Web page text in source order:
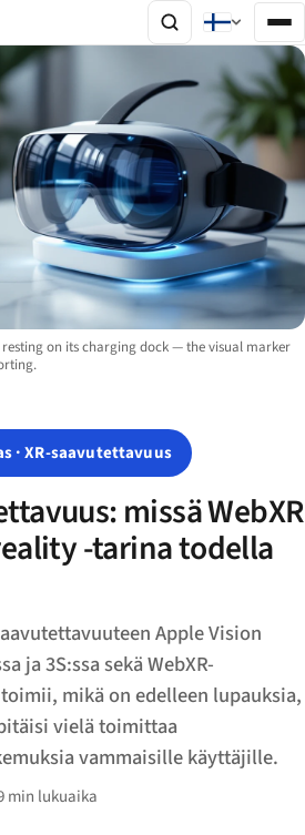
on its charging dock — the visual marker
· XR-saavutettavuus
missä WebXR
-tarina todella
Apple Vision
ja 3S:ssa sekä WebXR-
mikä on edelleen lupauksia,
vielä toimittaa
vammaisille käyttäjille.
min lukuaika